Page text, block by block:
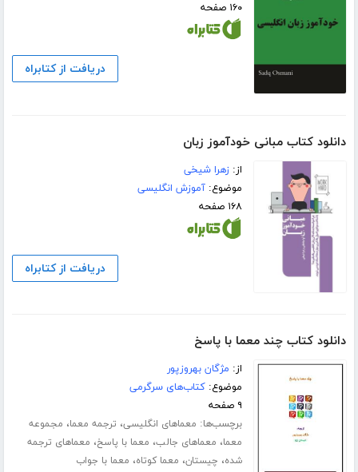
۱۶۰ صفحه
دریافت از کتابراه
دانلود کتاب مبانی خودآموز زبان
از:زهرا شیخی
موضوع:آموزش انگلیسی
۱۶۸ صفحه
دریافت از کتابراه
دانلود کتاب چند معما با پاسخ
از: مژگان بهروزپور
موضوع:کتاب‌های سرگرمی
۹ صفحه
برچسب‌ها: معماهای انگلیسی، ترجمه معما، مجموعه
معما، معماهای جالب، معما با پاسخ، معماهای ترجمه
شده، چیستان، معما کوتاه، معما با جواب